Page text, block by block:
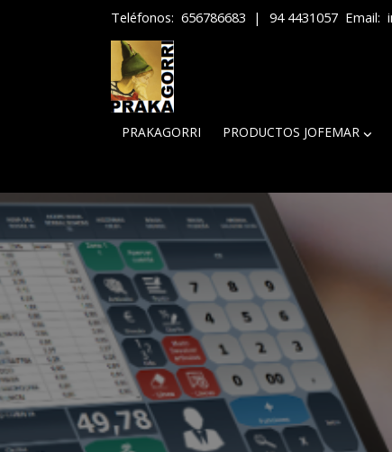
Teléfonos: 656786683 | 94 4431057 Email:
PRAKAGORRI PRODUCTOS JOFEMAR